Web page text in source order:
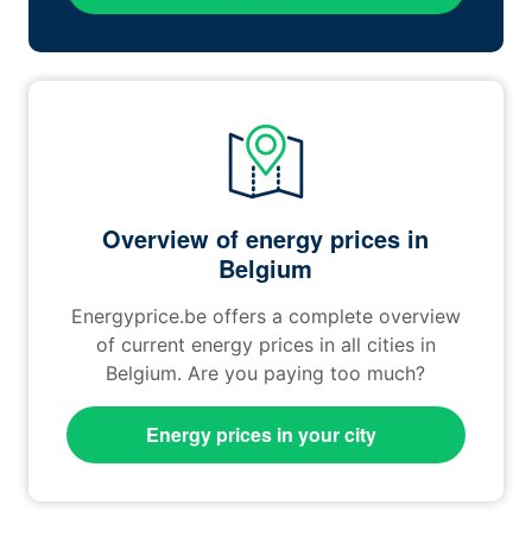
Overview of energy prices in
Belgium
Energyprice.be offers a complete overview
of current energy prices in all cities in
Belgium. Are you paying too much?
Energy prices in your city